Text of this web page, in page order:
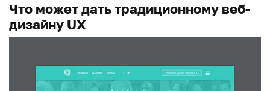
Что может дать традиционному веб-
дизайну UX